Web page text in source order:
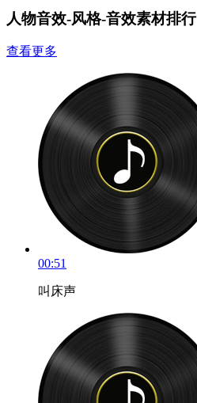
人物音效-风格-音效素材排行
查看更多
00:51
叫床声